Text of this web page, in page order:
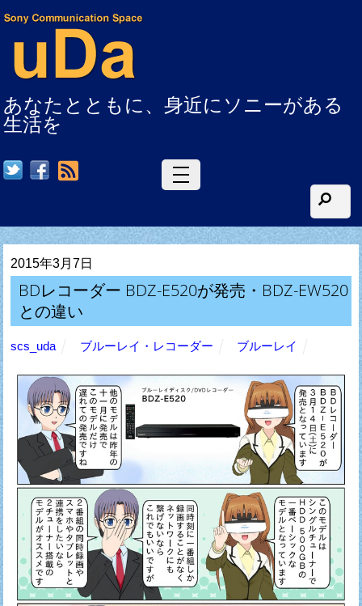
あなたとともに、身近にソニーがある
生活を
2015年3月7日
BDレコーダー BDZ-E520が発売・BDZ-EW520
との違い
scs_uda ブルーレイ・レコーダー ブルーレイ